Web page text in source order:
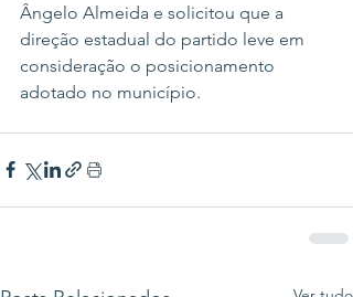
Ângelo Almeida e solicitou que a
direção estadual do partido leve em
consideração o posicionamento
adotado no município.